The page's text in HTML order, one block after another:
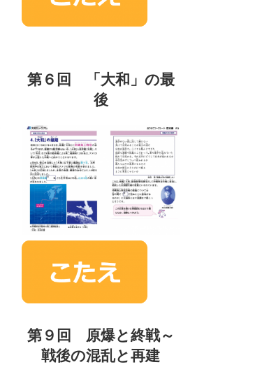
第６回 「大和」の最
後
第９回 原爆と終戦～
戦後の混乱と再建